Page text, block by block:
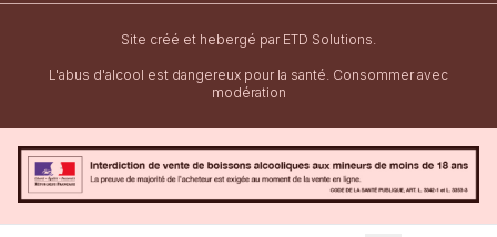
Site créé et hebergé parl'agence de création de site
ETD Solutions.
L'abus d'alcool est dangereux pour la santé. Consommer avec
modération